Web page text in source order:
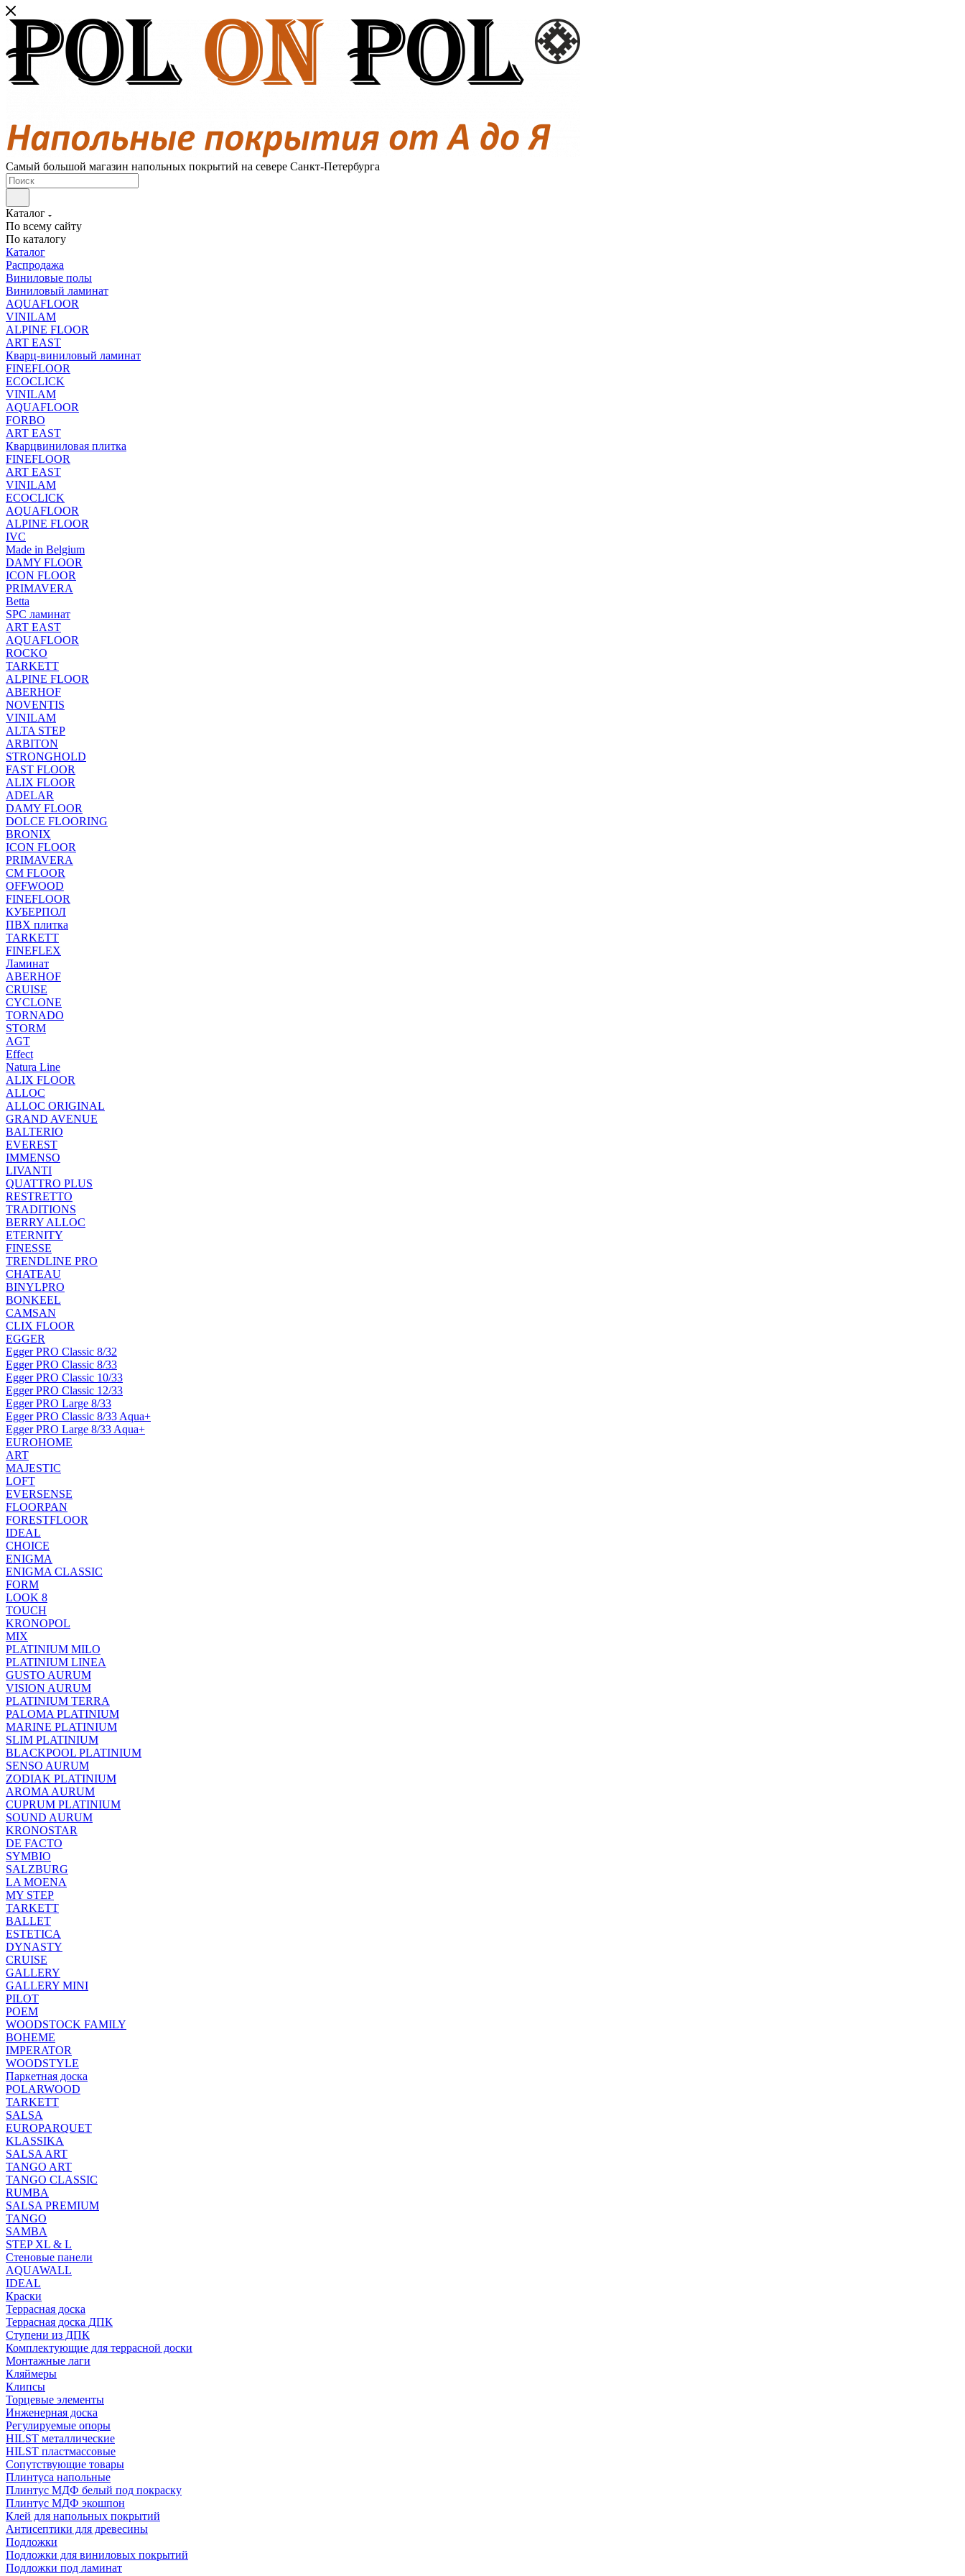
Самый большой магазин напольных покрытий на севере Санкт-Петербурга
Каталог
По всему сайту
По каталогу
Каталог
Распродажа
Виниловые полы
Виниловый ламинат
AQUAFLOOR
VINILAM
ALPINE FLOOR
ART EAST
Кварц-виниловый ламинат
FINEFLOOR
ECOCLICK
VINILAM
AQUAFLOOR
FORBO
ART EAST
Кварцвиниловая плитка
FINEFLOOR
ART EAST
VINILAM
ECOCLICK
AQUAFLOOR
ALPINE FLOOR
IVC
Made in Belgium
DAMY FLOOR
ICON FLOOR
PRIMAVERA
Betta
SPC ламинат
ART EAST
AQUAFLOOR
ROCKO
TARKETT
ALPINE FLOOR
ABERHOF
NOVENTIS
VINILAM
ALTA STEP
ARBITON
STRONGHOLD
FAST FLOOR
ALIX FLOOR
ADELAR
DAMY FLOOR
DOLCE FLOORING
BRONIX
ICON FLOOR
PRIMAVERA
CM FLOOR
OFFWOOD
FINEFLOOR
КУБЕРПОЛ
ПВХ плитка
TARKETT
FINEFLEX
Ламинат
ABERHOF
CRUISE
CYCLONE
TORNADO
STORM
AGT
Effect
Natura Line
ALIX FLOOR
ALLOC
ALLOC ORIGINAL
GRAND AVENUE
BALTERIO
EVEREST
IMMENSO
LIVANTI
QUATTRO PLUS
RESTRETTO
TRADITIONS
BERRY ALLOC
ETERNITY
FINESSE
TRENDLINE PRO
CHATEAU
BINYLPRO
BONKEEL
CAMSAN
CLIX FLOOR
EGGER
Egger PRO Classic 8/32
Egger PRO Classic 8/33
Egger PRO Classic 10/33
Egger PRO Classic 12/33
Egger PRO Large 8/33
Egger PRO Classic 8/33 Aqua+
Egger PRO Large 8/33 Aqua+
EUROHOME
ART
MAJESTIC
LOFT
EVERSENSE
FLOORPAN
FORESTFLOOR
IDEAL
CHOICE
ENIGMA
ENIGMA CLASSIC
FORM
LOOK 8
TOUCH
KRONOPOL
MIX
PLATINIUM MILO
PLATINIUM LINEA
GUSTO AURUM
VISION AURUM
PLATINIUM TERRA
PALOMA PLATINIUM
MARINE PLATINIUM
SLIM PLATINIUM
BLACKPOOL PLATINIUM
SENSO AURUM
ZODIAK PLATINIUM
AROMA AURUM
CUPRUM PLATINIUM
SOUND AURUM
KRONOSTAR
DE FACTO
SYMBIO
SALZBURG
LA MOENA
MY STEP
TARKETT
BALLET
ESTETICA
DYNASTY
CRUISE
GALLERY
GALLERY MINI
PILOT
POEM
WOODSTOCK FAMILY
BOHEME
IMPERATOR
WOODSTYLE
Паркетная доска
POLARWOOD
TARKETT
SALSA
EUROPARQUET
KLASSIKA
SALSA ART
TANGO ART
TANGO CLASSIC
RUMBA
SALSA PREMIUM
TANGO
SAMBA
STEP XL & L
Стеновые панели
AQUAWALL
IDEAL
Краски
Террасная доска
Террасная доска ДПК
Ступени из ДПК
Комплектующие для террасной доски
Монтажные лаги
Кляймеры
Клипсы
Торцевые элементы
Инженерная доска
Регулируемые опоры
HILST металлические
HILST пластмассовые
Сопутствующие товары
Плинтуса напольные
Плинтус МДФ белый под покраску
Плинтус МДФ экошпон
Клей для напольных покрытий
Антисептики для древесины
Подложки
Подложки для виниловых покрытий
Подложки под ламинат